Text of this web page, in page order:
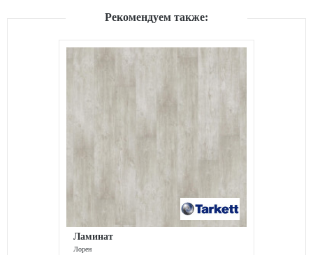
Рекомендуем также:
Ламинат
Лорен